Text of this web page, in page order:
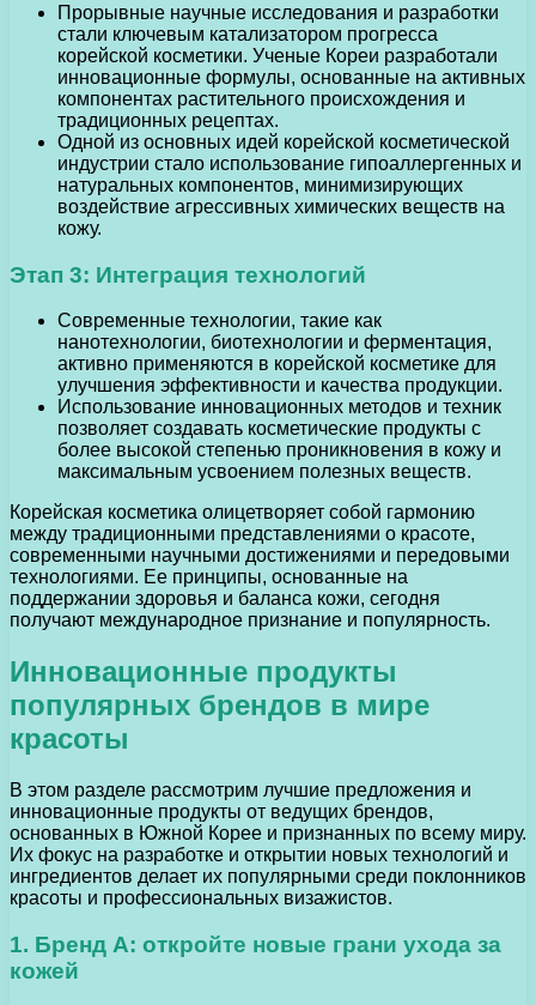
Прорывные научные исследования и разработки
стали ключевым катализатором прогресса
корейской косметики. Ученые Кореи разработали
инновационные формулы, основанные на активных
компонентах растительного происхождения и
традиционных рецептах.
Одной из основных идей корейской косметической
индустрии стало использование гипоаллергенных и
натуральных компонентов, минимизирующих
воздействие агрессивных химических веществ на
кожу.
Этап 3: Интеграция технологий
Современные технологии, такие как
нанотехнологии, биотехнологии и ферментация,
активно применяются в корейской косметике для
улучшения эффективности и качества продукции.
Использование инновационных методов и техник
позволяет создавать косметические продукты с
более высокой степенью проникновения в кожу и
максимальным усвоением полезных веществ.
Корейская косметика олицетворяет собой гармонию
между традиционными представлениями о красоте,
современными научными достижениями и передовыми
технологиями. Ее принципы, основанные на
поддержании здоровья и баланса кожи, сегодня
получают международное признание и популярность.
Инновационные продукты
популярных брендов в мире
красоты
В этом разделе рассмотрим лучшие предложения и
инновационные продукты от ведущих брендов,
основанных в Южной Корее и признанных по всему миру.
Их фокус на разработке и открытии новых технологий и
ингредиентов делает их популярными среди поклонников
красоты и профессиональных визажистов.
1. Бренд A: откройте новые грани ухода за
кожей